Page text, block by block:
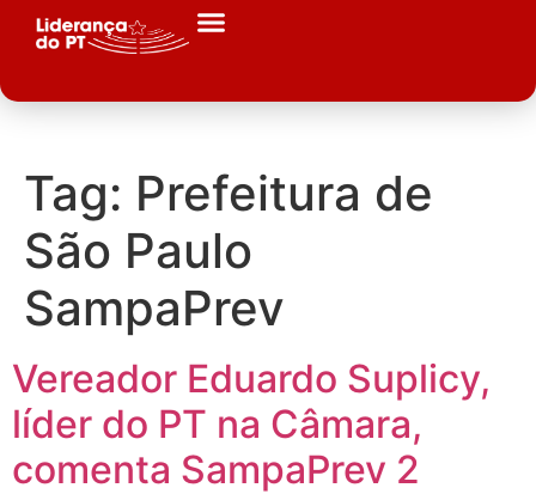
Tag: Prefeitura de
São Paulo
SampaPrev
Vereador Eduardo Suplicy,
líder do PT na Câmara,
comenta SampaPrev 2